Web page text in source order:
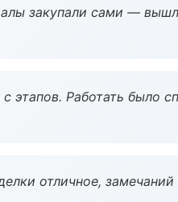
закупали сами —
этапов. Работать было
отличное,